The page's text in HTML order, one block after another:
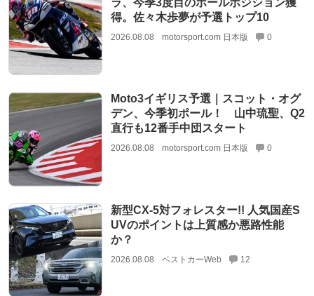
ラ、今季3度目のポールポジション獲
得。佐々木歩夢が予選トップ10
2026.08.08 motorsport.com 日本版 0
Moto3イギリス予選｜スコット・オグ
デン、今季初ポール！ 山中琉聖、Q2
直行も12番手中団スタート
2026.08.08 motorsport.com 日本版 0
新型CX-5対フォレスター!! 人気国産S
UVのポイントは上質感か悪路性能
か？
2026.08.08 ベストカーWeb 12